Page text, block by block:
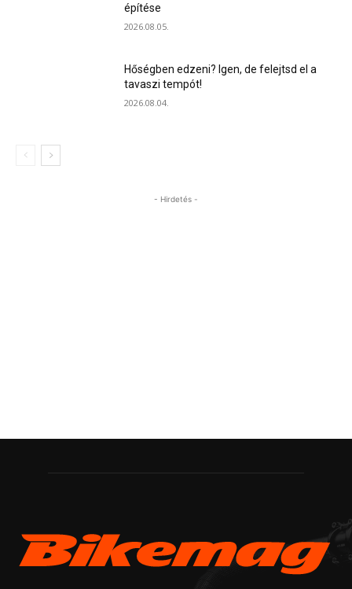
építése
2026.08.05.
Hőségben edzeni? Igen, de felejtsd el a
tavaszi tempót!
2026.08.04.
- Hirdetés -